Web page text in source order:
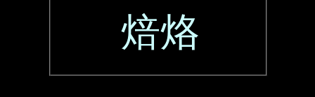
焙烙